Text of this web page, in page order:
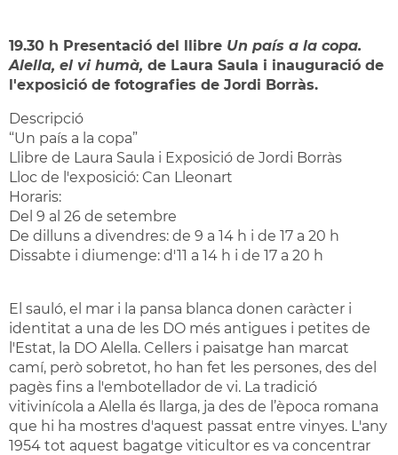
19.30 h Presentació del llibre Un país a la copa.
Alella, el vi humà, de Laura Saula i inauguració de
l'exposició de fotografies de Jordi Borràs.
Descripció
“Un país a la copa”
Llibre de Laura Saula i Exposició de Jordi Borràs
Lloc de l'exposició: Can Lleonart
Horaris:
Del 9 al 26 de setembre
De dilluns a divendres: de 9 a 14 h i de 17 a 20 h
Dissabte i diumenge: d'11 a 14 h i de 17 a 20 h
El sauló, el mar i la pansa blanca donen caràcter i
identitat a una de les DO més antigues i petites de
l'Estat, la DO Alella. Cellers i paisatge han marcat
camí, però sobretot, ho han fet les persones, des del
pagès fins a l'embotellador de vi. La tradició
vitivinícola a Alella és llarga, ja des de l’època romana
que hi ha mostres d'aquest passat entre vinyes. L'any
1954 tot aquest bagatge viticultor es va concentrar